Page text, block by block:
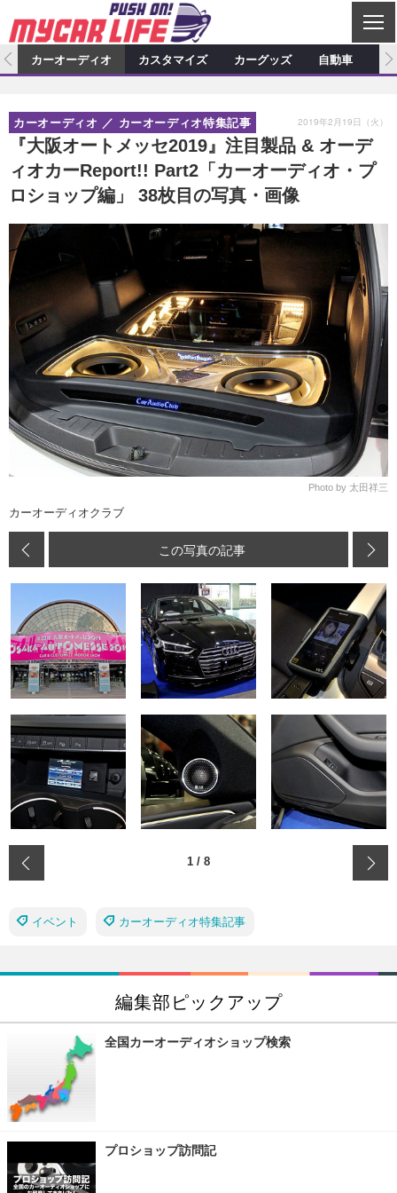
C
L
S
E
カーオーディオ
プロショップ検索 ショップ訪問記
カーオーディオニュース デモカー製作記
その他
カスタマイズ特集記事 カスタマイズ新製品情報
カスタマイズニュース
カーグッズ
カーグッズ特集記事 カーグッズ新製品情報
カーグッズニュース
自動車
カーオーディオ カスタマイズ カーグッズ 自動車
『大阪オートメッセ2019』注目製品 & オーデ
ィオカーReport!! Part2「カーオーディオ・プ
ロショップ編」 38枚目の写真・画像
カーオーディオ カーオーディオ特集記事 2019年2月19日（火）
Photo by 太田祥三
カーオーディオクラブ
この写真の記事
1 / 8
イベント カーオーディオ特集記事
編集部ピックアップ
全国カーオーディオショップ検索
プロショップ訪問記